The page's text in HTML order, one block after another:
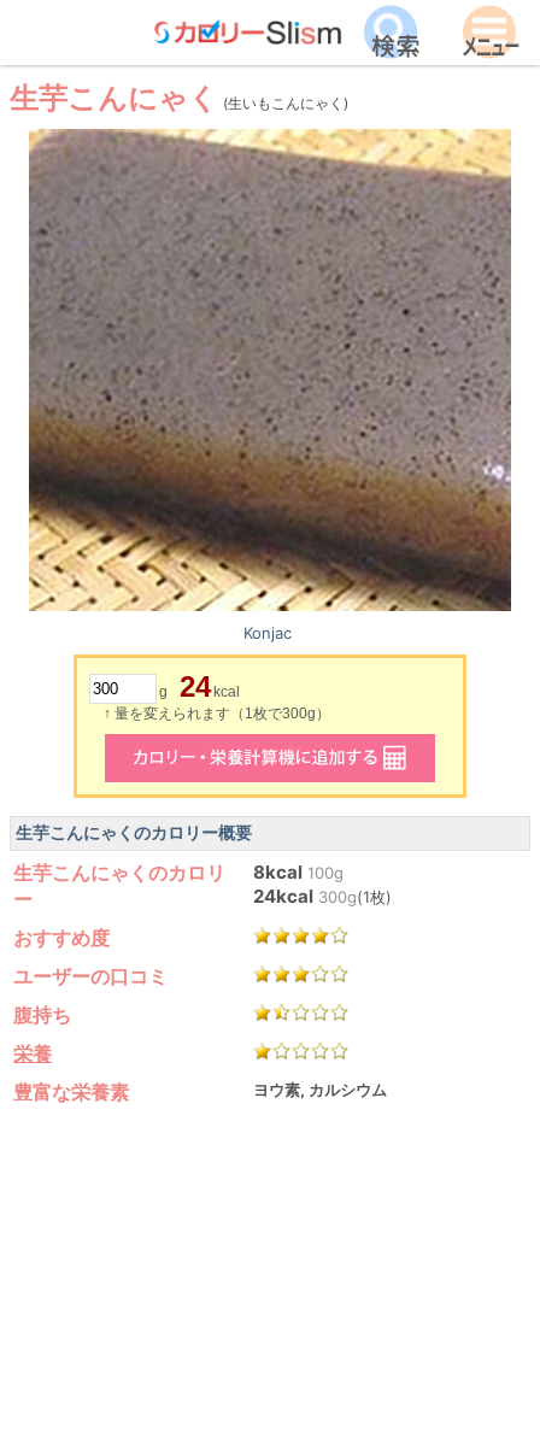
生芋こんにゃく (生いもこんにゃく)
Konjac
g 24 kcal
↑ 量を変えられます（1枚で300g）
生芋こんにゃくのカロリー概要
生芋こんにゃくのカロリ
ー
8kcal 100g
24kcal 300g(1枚)
おすすめ度
ユーザーの口コミ
腹持ち
栄養
豊富な栄養素
ヨウ素, カルシウム